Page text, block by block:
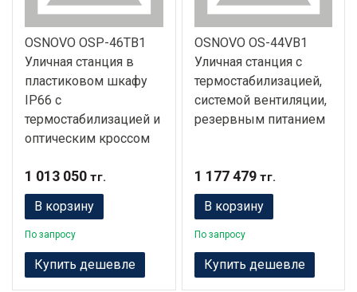
OSNOVO OSP-46TB1
Уличная станция в
пластиковом шкафу
IP66 с
термостабилизацией и
оптическим кроссом
1 013 050 тг.
В корзину
По запросу
Купить дешевле
OSNOVO OS-44VB1
Уличная станция с
термостабилизацией,
системой вентиляции,
резервным питанием
1 177 479тг.
В корзину
По запросу
Купить дешевле